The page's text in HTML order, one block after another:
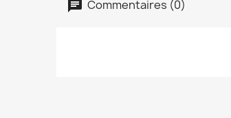
Commentaires (0)